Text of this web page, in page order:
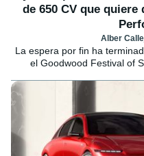
de 650 CV que
Alber
La espera por fin ha
el Goodwood Festival of